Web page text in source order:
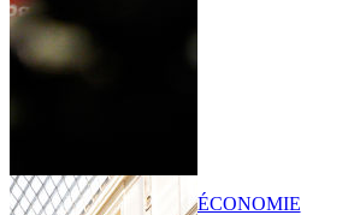
ÉCONOMIE